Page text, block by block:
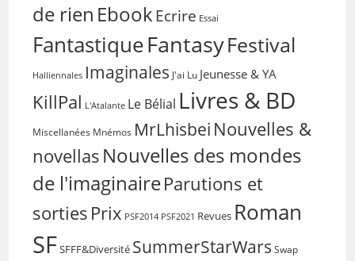
de rien EbookEcrire Essai
FantastiqueFantasyFestival
Halliennales Imaginales J'ai Lu Jeunesse & YA
KillPal L'Atalante Le Bélial Livres & BD
Miscellanées Mnémos MrLhisbei Nouvelles &
novellas Nouvelles des mondes
de l'imaginaireParutions et
sorties Prix PSF2014 PSF2021 Revues Roman
SFSFFF&Diversité SummerStarWars Swap